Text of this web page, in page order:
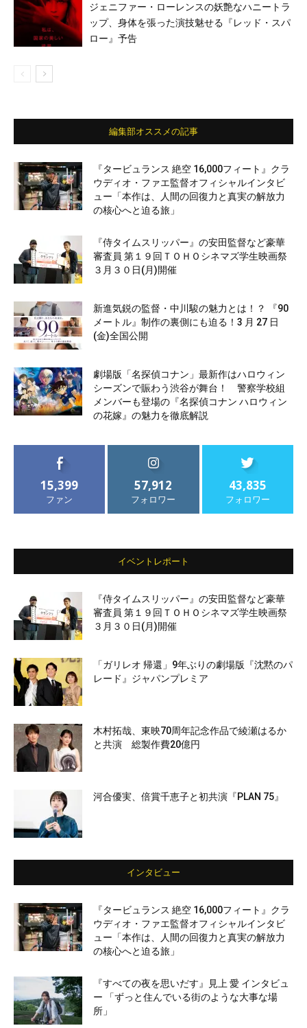
ジェニファー・ローレンスの妖艶なハニートラ
ップ、身体を張った演技魅せる『レッド・スパ
ロー』予告
編集部オススメの記事
『タービュランス 絶空 16,000フィート』クラ
ウディオ・ファエ監督オフィシャルインタビ
ュー「本作は、人間の回復力と真実の解放力
の核心へと迫る旅」
『侍タイムスリッパー』の安田監督など豪華
審査員 第１９回ＴＯＨＯシネマズ学生映画祭
３月３０日(月)開催
新進気鋭の監督・中川駿の魅力とは！？ 『90
メートル』制作の裏側にも迫る！3 月 27 日
(金)全国公開
劇場版「名探偵コナン」最新作はハロウィン
シーズンで賑わう渋谷が舞台！ 警察学校組
メンバーも登場の『名探偵コナン ハロウィン
の花嫁』の魅力を徹底解説
15,399
ファン
57,912
フォロワー
43,835
フォロワー
イベントレポート
『侍タイムスリッパー』の安田監督など豪華
審査員 第１９回ＴＯＨＯシネマズ学生映画祭
３月３０日(月)開催
「ガリレオ 帰還」9年ぶりの劇場版『沈黙のパ
レード』ジャパンプレミア
木村拓哉、東映70周年記念作品で綾瀬はるか
と共演 総製作費20億円
河合優実、倍賞千恵子と初共演『PLAN 75』
インタビュー
『タービュランス 絶空 16,000フィート』クラ
ウディオ・ファエ監督オフィシャルインタビ
ュー「本作は、人間の回復力と真実の解放力
の核心へと迫る旅」
『すべての夜を思いだす』見上 愛 インタビュ
ー 「ずっと住んでいる街のような大事な場
所」